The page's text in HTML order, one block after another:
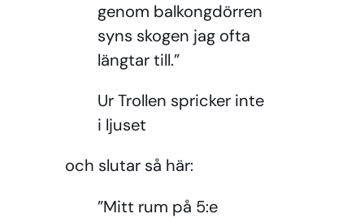
genom balkongdörren
syns skogen jag ofta
längtar till.”
Ur Trollen spricker inte
i ljuset
och slutar så här:
”Mitt rum på 5:e